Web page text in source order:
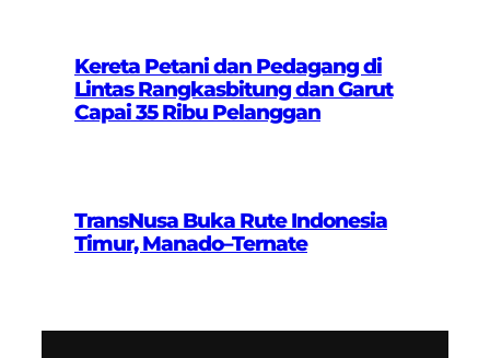
Kereta Petani dan Pedagang di
Lintas Rangkasbitung dan Garut
Capai 35 Ribu Pelanggan
TransNusa Buka Rute Indonesia
Timur, Manado–Ternate